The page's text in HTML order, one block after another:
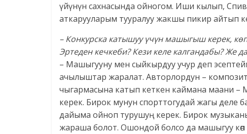
үйүнүн сахнасында ойногом. Иши кылып,
аткарууларым тууралуу жакшы пикир айтып
– Конкурска катышуу үчүн машыгыш керек,
Эртеден кечкеби? Кези келе калгандабы? Же
– Машыгууну мен сыйкырдуу учур деп
ачылыштар жаралат. Авторлордун –
чыгармасына катып кеткен каймана маани –
керек. Бирок мунун спорттогудай жагы
дайыма ойноп турушуң керек. Бирок
жараша болот. Ошондой болсо да машыгуу